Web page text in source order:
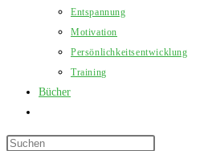
Entspannung
Motivation
Persönlichkeitsentwicklung
Training
Bücher